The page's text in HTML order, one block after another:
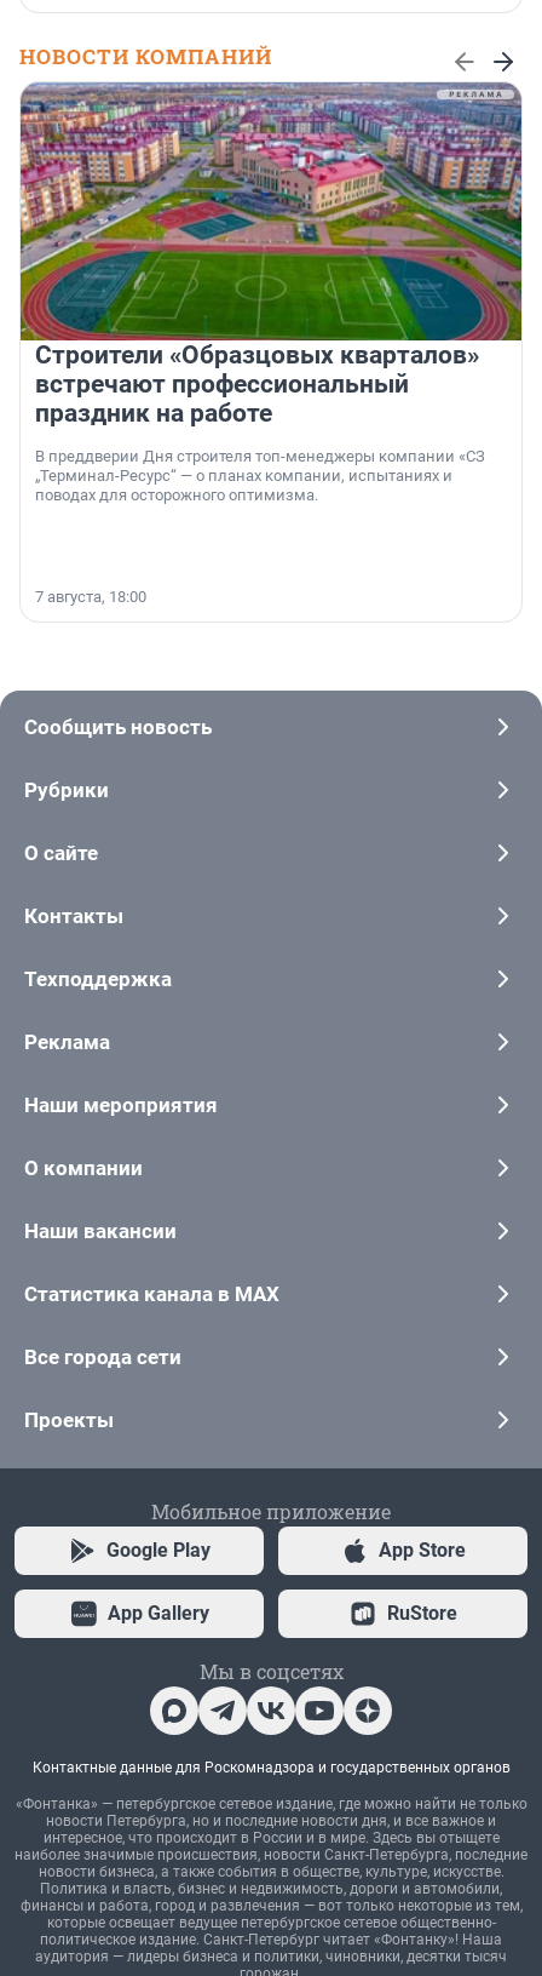
НОВОСТИ КОМПАНИЙ
Строители «Образцовых кварталов»
встречают профессиональный
праздник на работе
В преддверии Дня строителя топ-менеджеры компании «СЗ
„Терминал-Ресурс“ — о планах компании, испытаниях и
поводах для осторожного оптимизма.
7 августа, 18:00
Сообщить новость
Рубрики
О сайте
Контакты
Техподдержка
Реклама
Наши мероприятия
О компании
Наши вакансии
Статистика канала в MAX
Все города сети
Проекты
Мобильное приложение
Google Play App Store
App Gallery RuStore
Мы в соцсетях
Контактные данные для Роскомнадзора и государственных органов
«Фонтанка» — петербургское сетевое издание, где можно найти не только
новости Петербурга, но и последние новости дня, и все важное и
интересное, что происходит в России и в мире. Здесь вы отыщете
наиболее значимые происшествия, новости Санкт-Петербурга, последние
новости бизнеса, а также события в обществе, культуре, искусстве.
Политика и власть, бизнес и недвижимость, дороги и автомобили,
финансы и работа, город и развлечения — вот только некоторые из тем,
которые освещает ведущее петербургское сетевое общественно-
политическое издание. Санкт-Петербург читает «Фонтанку»! Наша
аудитория — лидеры бизнеса и политики, чиновники, десятки тысяч